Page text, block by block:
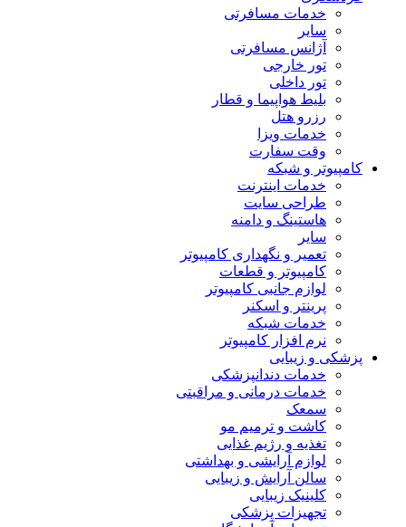
خدمات مسافرتی
سایر
آژانس مسافرتی
تور خارجی
تور داخلی
بلیط هواپیما و قطار
رزرو هتل
خدمات ویزا
وقت سفارت
کامپیوتر و شبکه
خدمات اینترنت
طراحی سایت
هاستینگ و دامنه
سایر
تعمیر و نگهداری کامپیوتر
کامپیوتر و قطعات
لوازم جانبی کامپیوتر
پرینتر و اسکنر
خدمات شبکه
نرم افزار کامپیوتر
پزشکی و زیبایی
خدمات دندانپزشکی
خدمات درمانی و مراقبتی
سمعک
کاشت و ترمیم مو
تغذیه و رژیم غذایی
لوازم آرایشی و بهداشتی
سالن آرایش و زیبایی
کلینیک زیبایی
تجهیزات پزشکی